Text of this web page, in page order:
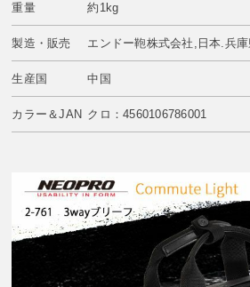
重量 約1kg
製造・販売 エンドー鞄株式会社,日本.兵
生産国 中国
カラー＆JAN クロ：4560106786001